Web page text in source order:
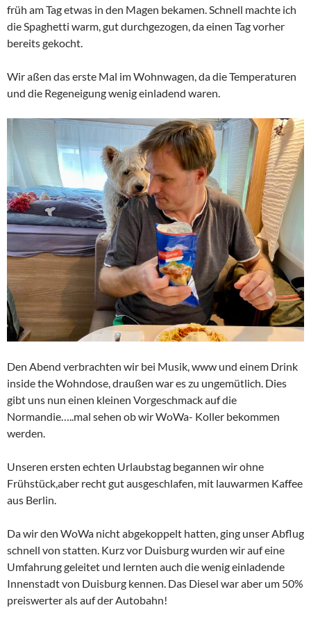
früh am Tag etwas in den Magen bekamen. Schnell machte ich
die Spaghetti warm, gut durchgezogen, da einen Tag vorher
bereits gekocht.
Wir aßen das erste Mal im Wohnwagen, da die Temperaturen
und die Regeneigung wenig einladend waren.
Den Abend verbrachten wir bei Musik, www und einem Drink
inside the Wohndose, draußen war es zu ungemütlich. Dies
gibt uns nun einen kleinen Vorgeschmack auf die
Normandie…..mal sehen ob wir WoWa- Koller bekommen
werden.
Unseren ersten echten Urlaubstag begannen wir ohne
Frühstück,aber recht gut ausgeschlafen, mit lauwarmen Kaffee
aus Berlin.
Da wir den WoWa nicht abgekoppelt hatten, ging unser Abflug
schnell von statten. Kurz vor Duisburg wurden wir auf eine
Umfahrung geleitet und lernten auch die wenig einladende
Innenstadt von Duisburg kennen. Das Diesel war aber um 50%
preiswerter als auf der Autobahn!